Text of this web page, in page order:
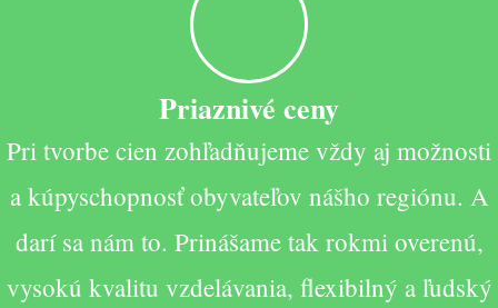
Priaznivé ceny
Pri tvorbe cien zohľadňujeme vždy aj možnosti
a kúpyschopnosť obyvateľov nášho regiónu. A
darí sa nám to. Prinášame tak rokmi overenú,
vysokú kvalitu vzdelávania, flexibilný a ľudský